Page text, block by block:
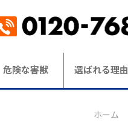
危険な害獣 選ばれる理由
ホーム